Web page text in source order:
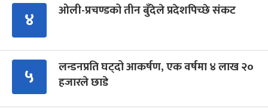
४ ओली-प्रचण्डको तीन बुँदेले प्रदेशपिच्छे संकट
५
लन्डनप्रति घट्दो आकर्षण, एक वर्षमा ४ लाख २०
हजारले छाडे